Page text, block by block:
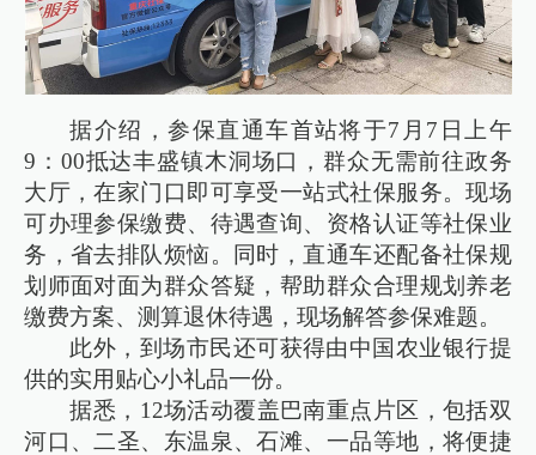
据介绍，参保直通车首站将于7月7日上午
9：00抵达丰盛镇木洞场口，群众无需前往政务
大厅，在家门口即可享受一站式社保服务。现场
可办理参保缴费、待遇查询、资格认证等社保业
务，省去排队烦恼。同时，直通车还配备社保规
划师面对面为群众答疑，帮助群众合理规划养老
缴费方案、测算退休待遇，现场解答参保难题。
此外，到场市民还可获得由中国农业银行提
供的实用贴心小礼品一份。
据悉，12场活动覆盖巴南重点片区，包括双
河口、二圣、东温泉、石滩、一品等地，将便捷